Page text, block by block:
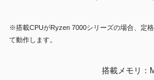
※搭載CPUがRyzen 7000シリーズの場合、定
て動作します。
搭載メモリ